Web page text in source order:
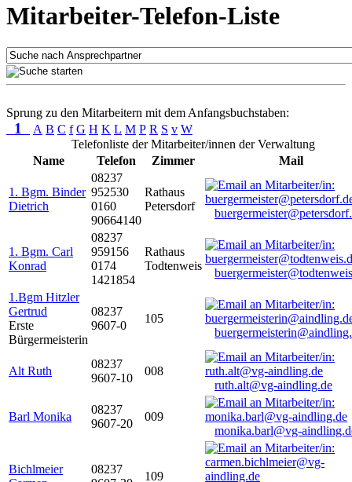
Mitarbeiter-Telefon-Liste
Sprung zu den Mitarbeitern mit dem Anfangsbuchstaben:
1 A B C f G H K L M P R S v W
Telefonliste der Mitarbeiter/innen der Verwaltung
Name
Telefon Zimmer Mail
1. Bgm. Binder
Dietrich
08237
952530
0160
90664140
Rathaus
Petersdorf
1. Bgm. Carl
Konrad
08237
959156
0174
1421854
Rathaus
Todtenweis
1.Bgm Hitzler
Gertrud
Erste
Bürgermeisterin
08237
9607-0
105
Alt Ruth
08237
9607-10
008
ruth.alt@vg-aindling.de
Barl Monika
08237
9607-20
009
monika.barl@vg-
Bichlmeier
08237
109